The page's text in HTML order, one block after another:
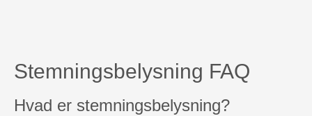
Stemningsbelysning FAQ
Hvad er stemningsbelysning?